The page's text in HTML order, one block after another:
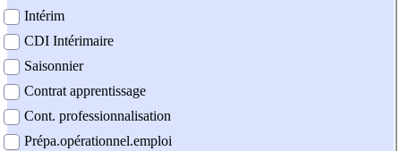
Intérim
CDI Intérimaire
Saisonnier
Contrat apprentissage
Cont. professionnalisation
Prépa.opérationnel.emploi